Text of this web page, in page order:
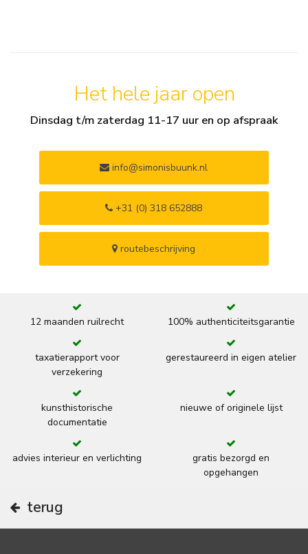
Het hele jaar open
Dinsdag t/m zaterdag 11-17 uur en op afspraak
info@simonisbuunk.nl
+31 (0) 318 652888
routebeschrijving
12 maanden ruilrecht 100% authenticiteitsgarantie
taxatierapport voor
verzekering
gerestaureerd in eigen atelier
kunsthistorische
documentatie
nieuwe of originele lijst
advies interieur en verlichting
gratis bezorgd en
opgehangen
terug